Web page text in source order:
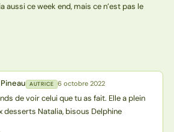
aussi ce week end, mais ce n’est pas le
AUTRICE 6 octobre 2022
de voir celui que tu as fait. Elle a plein
desserts Natalia, bisous Delphine